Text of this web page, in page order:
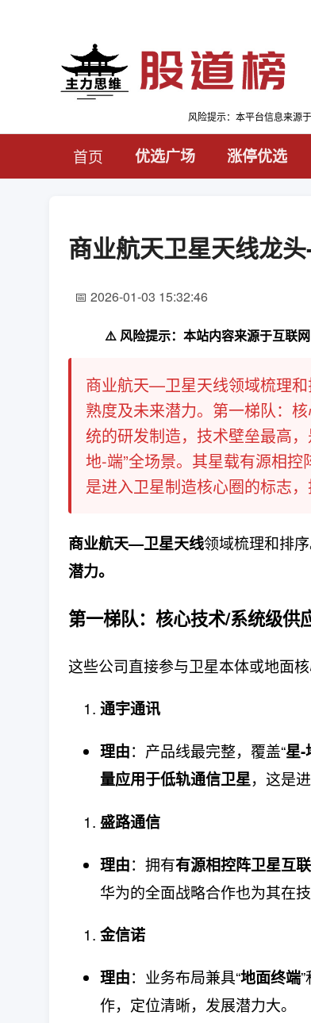
风险提示：本平台信息来源
首页 优选广场 涨停优选
商业航天卫星天线龙
📅 2026-01-03 15:32:46
⚠️ 风险提示：本站内容来源于互联
商业航天—卫星天线领域梳理
熟度及未来潜力。第一梯队：
统的研发制造，技术壁垒最高
地-端”全场景。其星载有源相
是进入卫星制造核心圈的标志
商业航天—卫星天线领域梳理和排序
潜力。
第一梯队：核心技术/系统级供
这些公司直接参与卫星本体或地面
通宇通讯
理由：产品线最完整，覆盖“星-
量应用于低轨通信卫星，这是
盛路通信
理由：拥有有源相控阵卫星互
华为的全面战略合作也为其在
金信诺
理由：业务布局兼具“地面终端
作，定位清晰，发展潜力大。